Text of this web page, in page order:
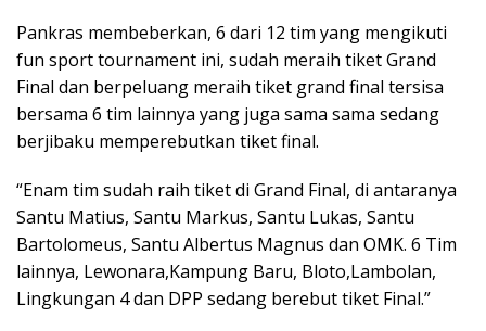
Pankras membeberkan, 6 dari 12 tim yang mengikuti
fun sport tournament ini, sudah meraih tiket Grand
Final dan berpeluang meraih tiket grand final tersisa
bersama 6 tim lainnya yang juga sama sama sedang
berjibaku memperebutkan tiket final.
“Enam tim sudah raih tiket di Grand Final, di antaranya
Santu Matius, Santu Markus, Santu Lukas, Santu
Bartolomeus, Santu Albertus Magnus dan OMK. 6 Tim
lainnya, Lewonara,Kampung Baru, Bloto,Lambolan,
Lingkungan 4 dan DPP sedang berebut tiket Final.”